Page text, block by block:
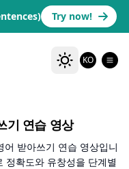
Try now!
KO
기 연습 영상
받아쓰기 연습 영상입니
정확도와 유창성을 단계별